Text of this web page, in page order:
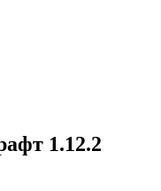
1.12.2